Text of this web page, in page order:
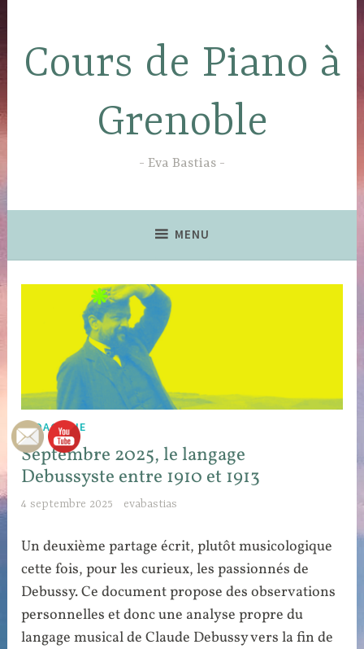
contenu
principal
Cours de Piano à
Grenoble
Eva Bastias
MENU
PEDAGOGIE
Septembre 2025, le langage
Debussyste entre 1910 et 1913
4 septembre 2025 evabastias
Un deuxième partage écrit, plutôt musicologique
cette fois, pour les curieux, les passionnés de
Debussy. Ce document propose des observations
personnelles et donc une analyse propre du
langage musical de Claude Debussy vers la fin de